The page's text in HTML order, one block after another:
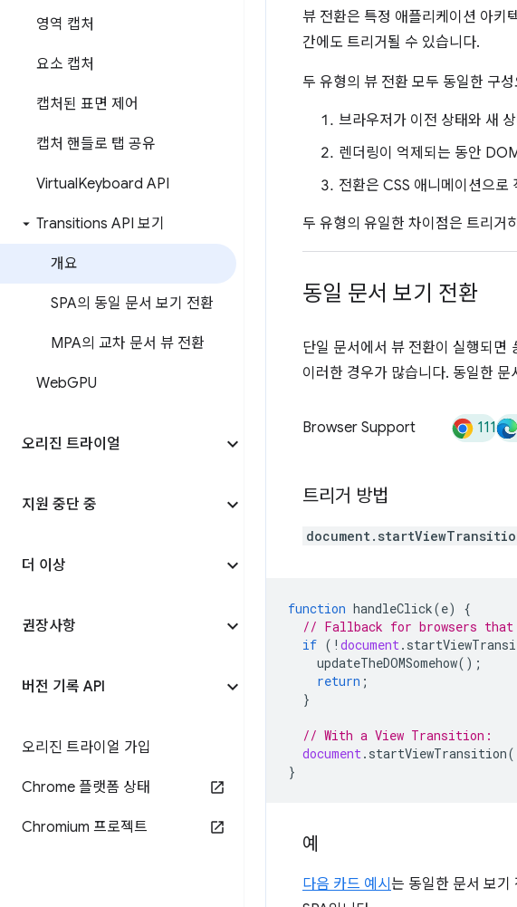
영역 캡처
요소 캡처
캡처된 표면 제어
캡처 핸들로 탭 공유
VirtualKeyboard API
Transitions API 보기
개요
SPA의 동일 문서 보기 전환
MPA의 교차 문서 뷰 전환
WebGPU
오리진 트라이얼
지원 중단 중
더 이상
권장사항
버전 기록 API
오리진 트라이얼 가입
Chrome 플랫폼 상태
Chromium 프로젝트
뷰 전환은 특정 애플리케이션 아키
간에도 트리거될 수 있습니다.
두 유형의 뷰 전환 모두 동일한 구
브라우저가 이전 상태와 새
렌더링이 억제되는 동안
전환은 CSS 애니메이션으로
두 유형의 유일한 차이점은 트리거
동일 문서 보기 전환
단일 문서에서 뷰 전환이 실행되면
이러한 경우가 많습니다. 동일한
Browser Support 111
트리거 방법
function handleClick(e)
{
// Fallback for browsers
if ( ! document.
updateTheDOMSomehow();
return ;
}
// With a View Transition:
document. startViewTransition
}
예
다음 카드 예시 는 동일한 문서 보기